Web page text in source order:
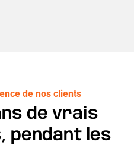
de nos clients
de vrais
les